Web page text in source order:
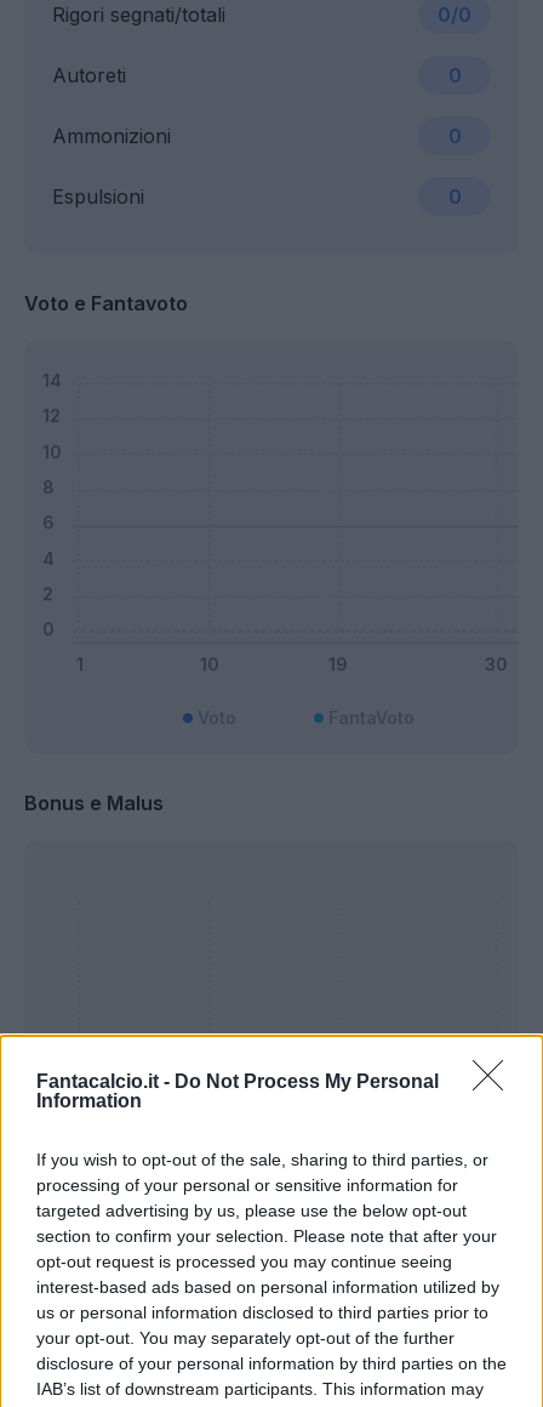
Fantacalcio.it - Do Not Process My Personal
Information
If you wish to opt-out of the sale, sharing to third parties, or
processing of your personal or sensitive information for
targeted advertising by us, please use the below opt-out
section to confirm your selection. Please note that after your
opt-out request is processed you may continue seeing
interest-based ads based on personal information utilized by
us or personal information disclosed to third parties prior to
your opt-out. You may separately opt-out of the further
disclosure of your personal information by third parties on the
IAB’s list of downstream participants. This information may
Ammonizioni 0
Rigori segnati/totali 0/0
Espulsioni 0
Autoreti 0
Voto e Fantavoto
Bonus e Malus
Bonus Malus
Presenze a
voto